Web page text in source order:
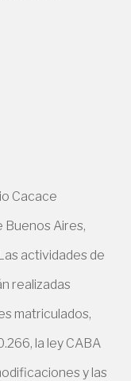
Cacace
Buenos Aires,
actividades de
realizadas
matriculados,
la ley CABA
y las